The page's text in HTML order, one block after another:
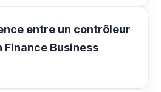
entre un contrôleur
Finance Business